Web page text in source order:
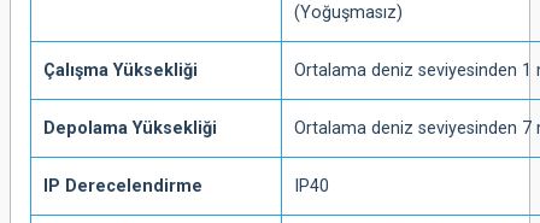
(Yoğuşmasız)
Çalışma Yüksekliği Ortalama deniz seviyesinden 1
Depolama Yüksekliği Ortalama deniz seviyesinden 7
IP Derecelendirme IP40